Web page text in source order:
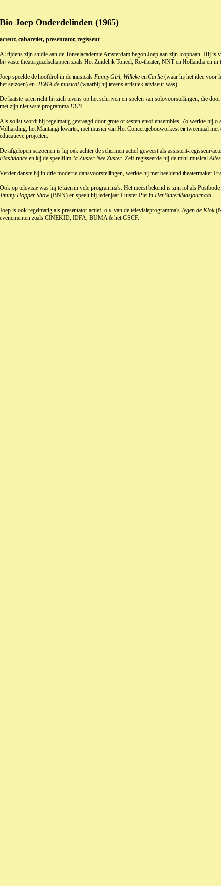
Bio Joep Onderdelinden (1965)
acteur, cabaretier, presentator, regisseur
Al tijdens zijn studie aan de Toneelacademie Amsterdam begon Joep aan zijn loopbaan. Hij
bij vaste theatergezelschappen zoals Het Zuidelijk Toneel, Ro-theater, NNT en Hollandia en
Joep speelde de hoofdrol in de musicals Funny Girl, Willeke en Carlie (waar hij het idee voor
het seizoen) en HEMA de musical (waarbij hij tevens artistiek adviseur was).
De laatste jaren richt hij zich tevens op het schrijven en spelen van solovoorstellingen, die
met zijn nieuwste programma DUS...
Als solist wordt hij regelmatig gevraagd door grote orkesten en/of ensembles. Zo werkte hij
Volharding, het Mantangi kwartet, met musici van Het Concertgebouworkest en tweemaal
educatieve projecten.
De afgelopen seizoenen is hij ook achter de schermen actief geweest als assistent-regisseur/
Flashdance en bij de speelfilm Ja Zuster Nee Zuster. Zelf regisseerde hij de mini-musical
Verder danste hij in drie moderne dansvoorstellingen, werkte hij met beeldend theatermaker
Ook op televisie was hij te zien in vele programma's. Het meest bekend is zijn rol als
Jimmy Hopper Show (BNN) en speelt hij ieder jaar Luister Piet in Het Sinterklaasjournaal.
Joep is ook regelmatig als presentator actief, o.a. van de televisieprogramma's Tegen de Klok
evenementen zoals CINEKID, IDFA, BUMA & het GSCF.